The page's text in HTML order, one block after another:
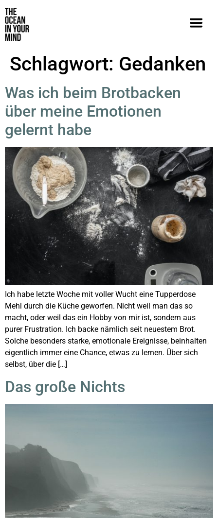
Schlagwort: Gedanken
Was ich beim Brotbacken
über meine Emotionen
gelernt habe
Ich habe letzte Woche mit voller Wucht eine Tupperdose
Mehl durch die Küche geworfen. Nicht weil man das so
macht, oder weil das ein Hobby von mir ist, sondern aus
purer Frustration. Ich backe nämlich seit neuestem Brot.
Solche besonders starke, emotionale Ereignisse, beinhalten
eigentlich immer eine Chance, etwas zu lernen. Über sich
selbst, über die […]
Das große Nichts